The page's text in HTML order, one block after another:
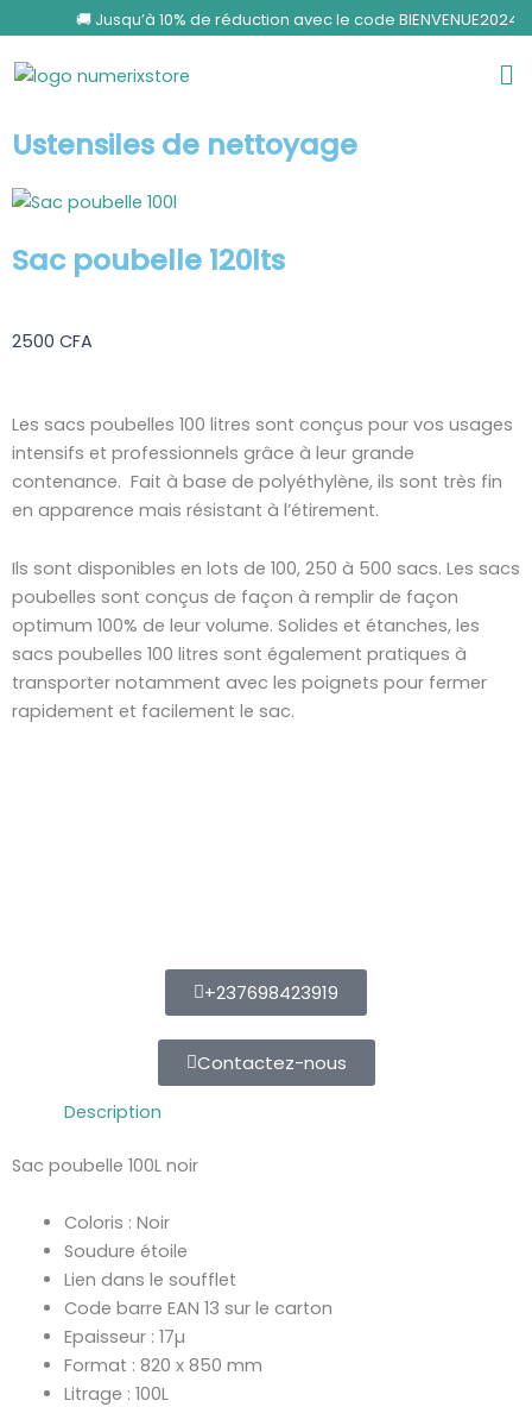
au
contenu
🚚 Jusqu’à 10% de réduction avec le code BIENVENUE2024
Ustensiles de nettoyage
Sac poubelle 120lts
2500 CFA
Les sacs poubelles 100 litres sont conçus pour vos usages
intensifs et professionnels grâce à leur grande
contenance. Fait à base de polyéthylène, ils sont très fin
en apparence mais résistant à l’étirement.
Ils sont disponibles en lots de 100, 250 à 500 sacs. Les sacs
poubelles sont conçus de façon à remplir de façon
optimum 100% de leur volume. Solides et étanches, les
sacs poubelles 100 litres sont également pratiques à
transporter notamment avec les poignets pour fermer
rapidement et facilement le sac.
+237698423919
Contactez-nous
Description
Sac poubelle 100L noir
Coloris : Noir
Soudure étoile
Lien dans le soufflet
Code barre EAN 13 sur le carton
Epaisseur : 17µ
Format : 820 x 850 mm
Litrage : 100L